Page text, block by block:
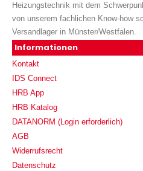
Heizungstechnik mit dem
von unserem fachlichen Know-how
Versandlager in Münster/Westfalen.
Informationen
Kontakt
IDS Connect
HRB App
HRB Katalog
DATANORM (Login erforderlich)
AGB
Widerrufsrecht
Datenschutz